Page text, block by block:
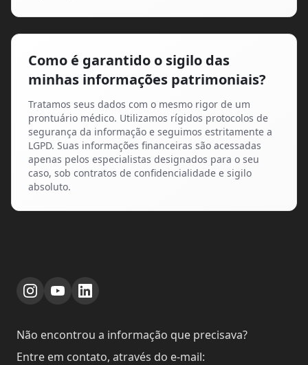
Como é garantido o sigilo das
minhas informações patrimoniais?
Tratamos seus dados com o mesmo rigor de um
prontuário médico. Utilizamos rígidos protocolos de
segurança da informação e seguimos estritamente a
LGPD. Suas informações financeiras são acessadas
apenas pelos especialistas designados para o seu
caso, sob contratos de confidencialidade e sigilo
absoluto.
Não encontrou a informação que precisava?
Entre em contato, através do e-mail: